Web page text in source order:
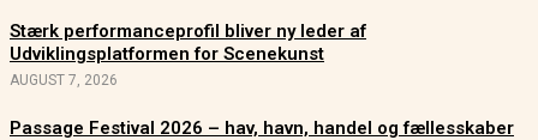
Stærk performanceprofil bliver ny leder af
Udviklingsplatformen for Scenekunst
AUGUST 7, 2026
Passage Festival 2026 – hav, havn, handel og fællesskaber